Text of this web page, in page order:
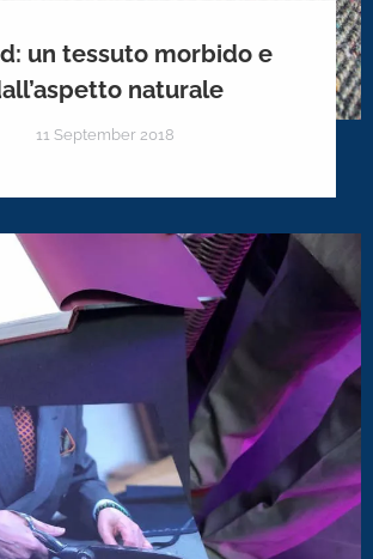
un tessuto morbido e
naturale
11 September 2018